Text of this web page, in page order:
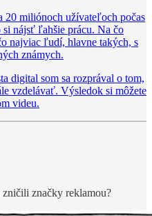
20 miliónoch užívateľoch počas
nájsť ľahšie prácu. Na čo
najviac ľudí, hlavne takých, s
známych.
digital som sa rozprával o tom,
vzdelávať. Výsledok si môžete
videu.
značky reklamou?